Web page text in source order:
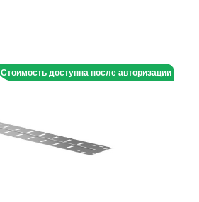
Стоимость доступна после авторизации